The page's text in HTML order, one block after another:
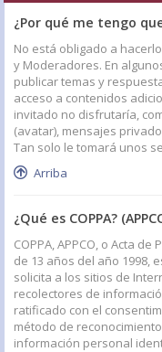
¿Por qué me tengo
No está obligado a
y Moderadores. En
publicar temas y
acceso a contenidos
invitado no disfrutaría,
(avatar), mensajes
Tan solo le tomará unos
Arriba
¿Qué es COPPA?
COPPA, APPCO, o Acta
de 13 años del año 1998,
solicita a los sitios de
recolectores de
ratificado con el
método de
información personal